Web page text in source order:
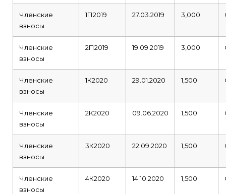
Членские
взносы
1П2019 27.03.2019 3,000
Членские
взносы
2П2019 19.09.2019 3,000
Членские
взносы
1К2020 29.01.2020 1,500
Членские
взносы
2К2020 09.06.2020 1,500
Членские
взносы
3К2020 22.09.2020 1,500
Членские
взносы
4К2020 14.10.2020 1,500